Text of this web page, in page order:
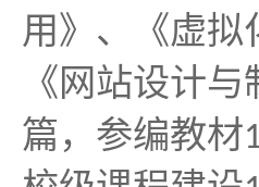
用》、《虚拟
《网站设计
篇，参编教材